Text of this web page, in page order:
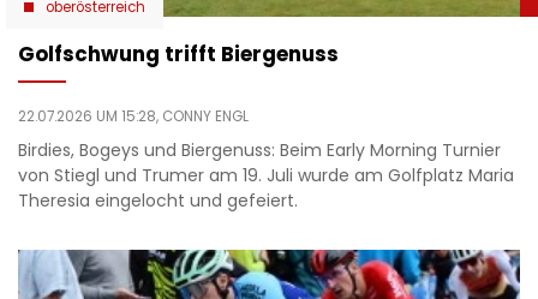
oberösterreich
Golfschwung trifft Biergenuss
22.07.2026 UM 15:28, CONNY ENGL
Birdies, Bogeys und Biergenuss: Beim Early Morning Turnier
von Stiegl und Trumer am 19. Juli wurde am Golfplatz Maria
Theresia eingelocht und gefeiert.